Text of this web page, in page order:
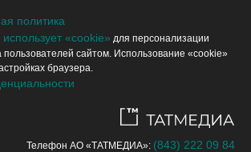
политика
«cookie» для персонализации
пользователей сайтом. Использование «cookie»
браузера.
Телефон АО «ТАТМЕДИА»: (843) 222 09 84